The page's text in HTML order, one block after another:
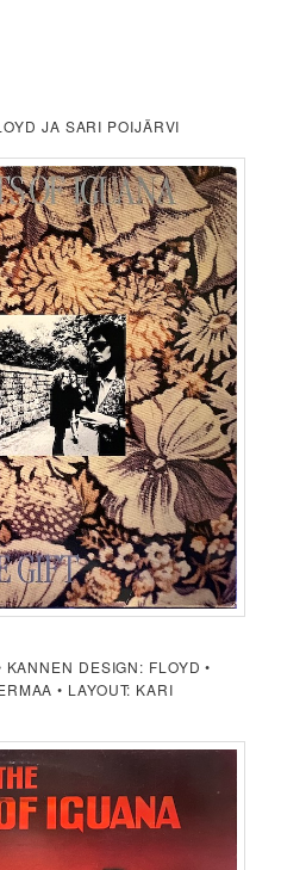
JA SARI POIJÄRVI
DESIGN: FLOYD •
• LAYOUT: KARI